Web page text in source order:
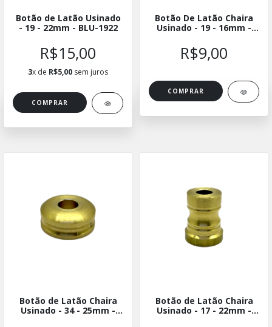
Botão de Latão Usinado
- 19 - 22mm - BLU-1922
R$15,00
3x de R$5,00 sem juros
Botão De Latão Chaira
Usinado - 19 - 16mm -
R$9,00
Botão de Latão Chaira
Usinado - 34 - 25mm -
Botão de Latão Chaira
Usinado - 17 - 22mm -